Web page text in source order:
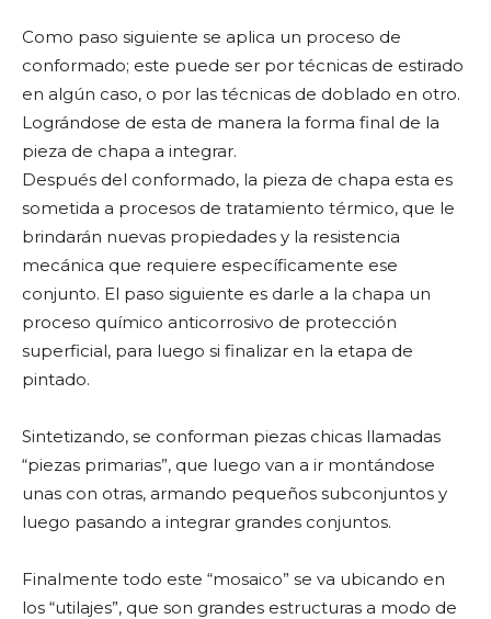
Como paso siguiente se aplica un proceso de
conformado; este puede ser por técnicas de estirado
en algún caso, o por las técnicas de doblado en otro.
Lográndose de esta de manera la forma final de la
pieza de chapa a integrar.
Después del conformado, la pieza de chapa esta es
sometida a procesos de tratamiento térmico, que le
brindarán nuevas propiedades y la resistencia
mecánica que requiere específicamente ese
conjunto. El paso siguiente es darle a la chapa un
proceso químico anticorrosivo de protección
superficial, para luego si finalizar en la etapa de
pintado.
Sintetizando, se conforman piezas chicas llamadas
“piezas primarias”, que luego van a ir montándose
unas con otras, armando pequeños subconjuntos y
luego pasando a integrar grandes conjuntos.
Finalmente todo este “mosaico” se va ubicando en
los “utilajes”, que son grandes estructuras a modo de